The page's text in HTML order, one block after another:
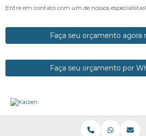
Entre em contato com um de nossos especialistas!
Faça seu orçamento agora
Faça seu orçamento por